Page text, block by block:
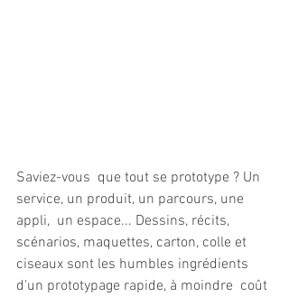
Saviez-vous  que tout se prototype ? Un
service, un produit, un parcours, une
appli,  un espace... Dessins, récits,
scénarios, maquettes, carton, colle et
ciseaux sont les humbles ingrédients
d'un prototypage rapide, à moindre  coût